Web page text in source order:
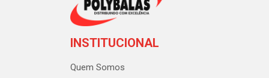
INSTITUCIONAL
Quem Somos